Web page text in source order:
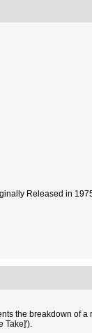
Released in
the breakdown of a
Take]').